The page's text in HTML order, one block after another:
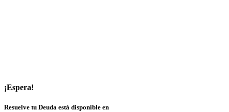
¡Espera!
Resuelve tu Deuda está disponible en